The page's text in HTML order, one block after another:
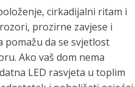
cirkadijalni ritam i
prozirne zavjese i
pomažu da se svjetlost
Ako vaš dom nema
LED rasvjeta u toplim